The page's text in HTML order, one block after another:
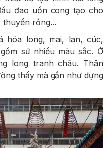
đao uốn cong tạo cho
thuyền rồng…
hóa long, mai, lan, cúc,
sứ nhiều màu sắc. Ở
long tranh châu. Thân
thấy mà gần như dựng